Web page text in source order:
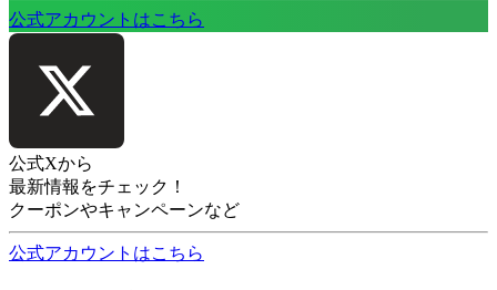
公式アカウントはこちら
公式Xから
最新情報をチェック！
クーポンやキャンペーンなど
公式アカウントはこちら